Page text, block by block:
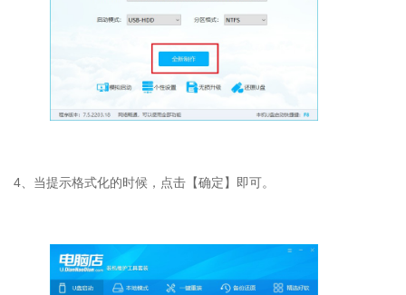
4 、当提示格式化的时候，点击【确定】即可。